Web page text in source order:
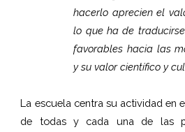
hacerlo aprecien el
lo que ha de
favorables hacia las
y su valor científico y
La escuela centra su actividad en
de todas y cada una de las